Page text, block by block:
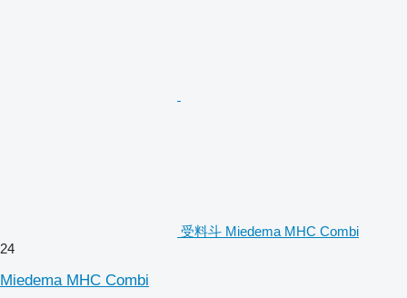
受料斗 Miedema MHC Combi
24
Miedema MHC Combi